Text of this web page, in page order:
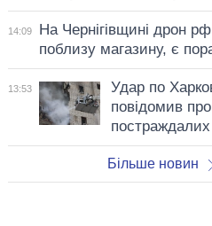
14:09
На Чернігівщині дрон
поблизу магазину, є
13:53
Удар по
повідомив
постраждалих
Більше новин